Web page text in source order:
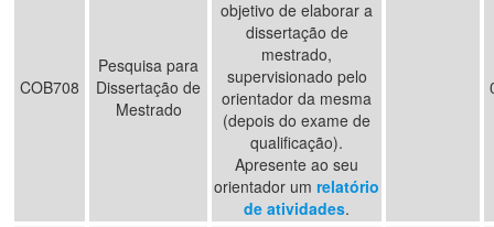
COB708
Pesquisa para
Dissertação de
Mestrado
objetivo de elaborar a
dissertação de
mestrado,
supervisionado pelo
orientador da mesma
(depois do exame de
qualificação).
Apresente ao seu
orientador um relatório
de atividades.